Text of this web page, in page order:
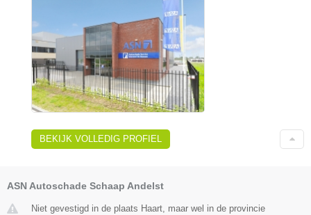
BEKIJK VOLLEDIG PROFIEL
ASN Autoschade Schaap Andelst
Niet gevestigd in de plaats Haart, maar wel in de provincie